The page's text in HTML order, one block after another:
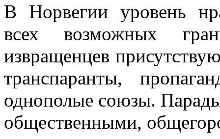
В Норвегии уровень
всех возможных
извращенцев
транспаранты,
однополые союзы.
общественными,